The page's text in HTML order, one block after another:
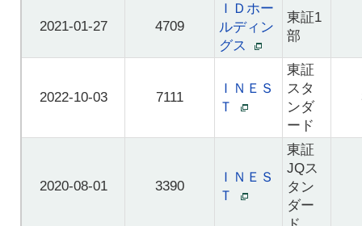
2021-01-27 4709
ＩＤホー
ルディン
グス
東証1
部
2022-10-03 7111
ＩＮＥＳ
Ｔ
東証
スタ
ンダ
ード
2020-08-01 3390
ＩＮＥＳ
Ｔ
東証
JQス
タン
ダー